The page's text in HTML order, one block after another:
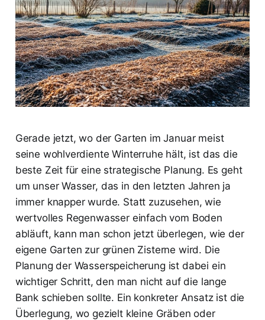
Gerade jetzt, wo der Garten im Januar meist
seine wohlverdiente Winterruhe hält, ist das die
beste Zeit für eine strategische Planung. Es geht
um unser Wasser, das in den letzten Jahren ja
immer knapper wurde. Statt zuzusehen, wie
wertvolles Regenwasser einfach vom Boden
abläuft, kann man schon jetzt überlegen, wie der
eigene Garten zur grünen Zisterne wird. Die
Planung der Wasserspeicherung ist dabei ein
wichtiger Schritt, den man nicht auf die lange
Bank schieben sollte. Ein konkreter Ansatz ist die
Überlegung, wo gezielt kleine Gräben oder